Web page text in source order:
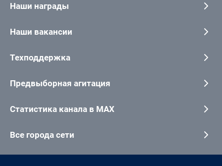
Наши награды
Наши вакансии
Техподдержка
Предвыборная агитация
Статистика канала в MAX
Все города сети